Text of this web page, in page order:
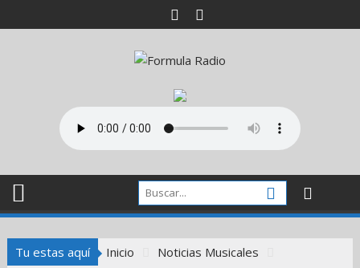
al
Tu estas aquí Inicio
Noticias Musicales